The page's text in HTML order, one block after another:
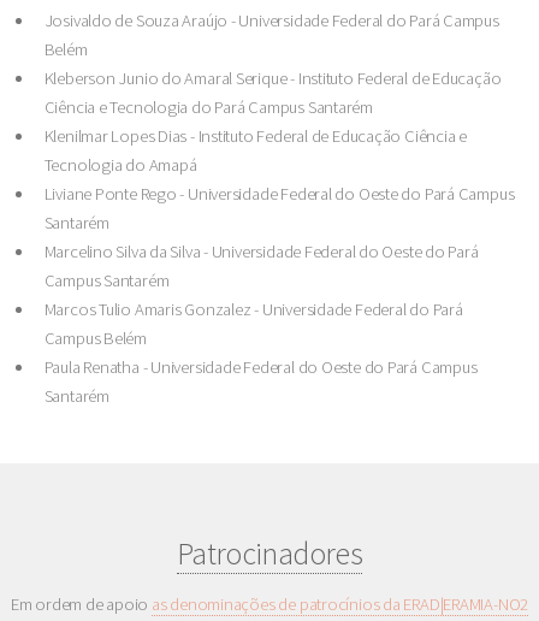
Josivaldo de Souza Araújo - Universidade Federal do Pará Campus
Belém
Kleberson Junio do Amaral Serique - Instituto Federal de Educação
Ciência e Tecnologia do Pará Campus Santarém
Klenilmar Lopes Dias - Instituto Federal de Educação Ciência e
Tecnologia do Amapá
Liviane Ponte Rego - Universidade Federal do Oeste do Pará Campus
Santarém
Marcelino Silva da Silva - Universidade Federal do Oeste do Pará
Campus Santarém
Marcos Tulio Amaris Gonzalez - Universidade Federal do Pará
Campus Belém
Paula Renatha - Universidade Federal do Oeste do Pará Campus
Santarém
Patrocinadores
Em ordem de apoio as denominações de patrocínios da ERAD|ERAMIA-NO2